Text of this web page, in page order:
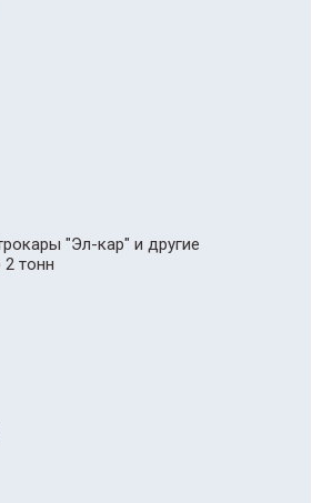
"Эл-кар" и другие
2 тонн